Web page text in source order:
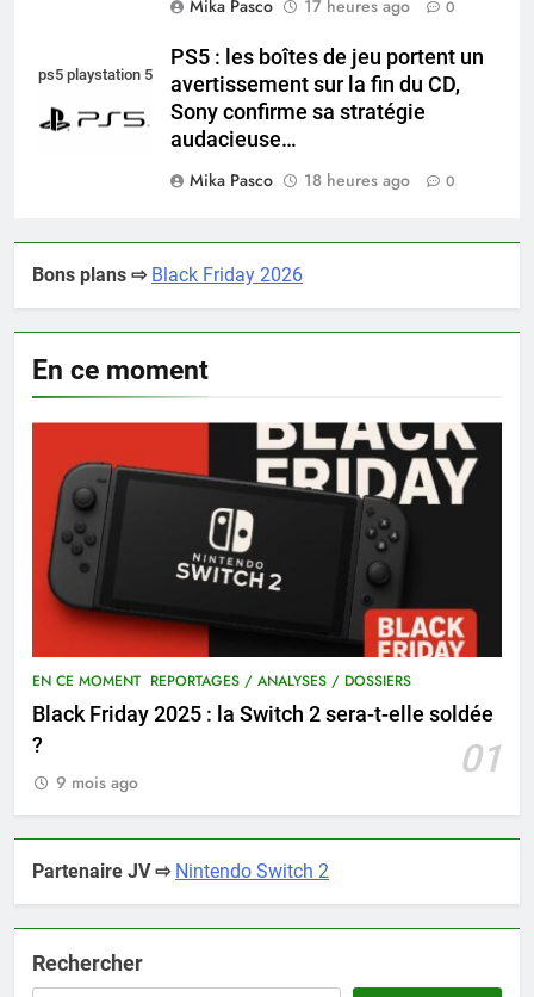
Mika Pasco
17 heures ago 0
ps5 playstation 5
PS5 : les boîtes de jeu portent un
avertissement sur la fin du CD,
Sony confirme sa stratégie
audacieuse…
Mika Pasco
18 heures ago 0
Bons plans ⇨ Black Friday 2026
En ce moment
EN CE MOMENT REPORTAGES / ANALYSES / DOSSIERS
Black Friday 2025 : la Switch 2 sera-t-elle soldée
?
01
9 mois ago
Partenaire JV ⇨ Nintendo Switch 2
Rechercher